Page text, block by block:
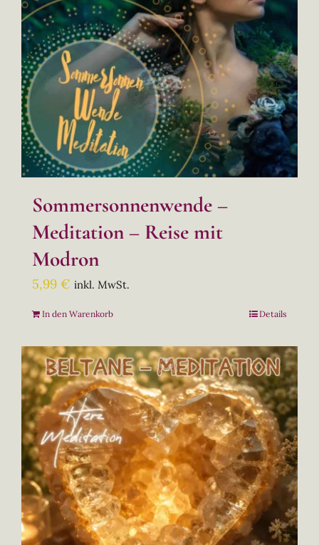
Sommersonnenwende –
Meditation – Reise mit
Modron
5,99 € inkl. MwSt.
In den Warenkorb Details